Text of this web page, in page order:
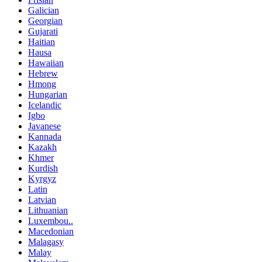
Galician
Georgian
Gujarati
Haitian
Hausa
Hawaiian
Hebrew
Hmong
Hungarian
Icelandic
Igbo
Javanese
Kannada
Kazakh
Khmer
Kurdish
Kyrgyz
Latin
Latvian
Lithuanian
Luxembou..
Macedonian
Malagasy
Malay